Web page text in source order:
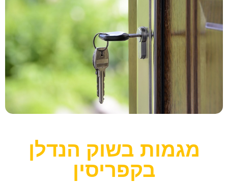
מגמות בשוק הנדלן
בקפריסין